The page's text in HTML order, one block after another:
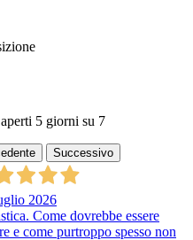
5 giorni su 7
Successivo
2026
Come dovrebbe essere
e come purtroppo spesso non